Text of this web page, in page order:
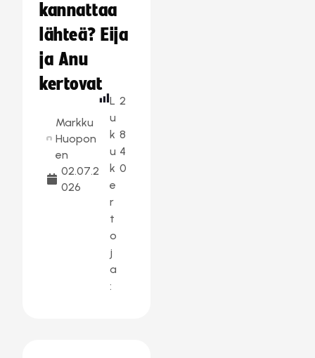
kannattaa
lähteä? Eija
ja Anu
kertovat
Markku
Huopon
en
02.07.2
026
L
u
k
u
k
e
r
t
o
j
a
:
2
8
4
0